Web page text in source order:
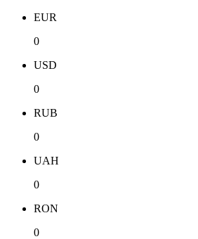
EUR
0
USD
0
RUB
0
UAH
0
RON
0